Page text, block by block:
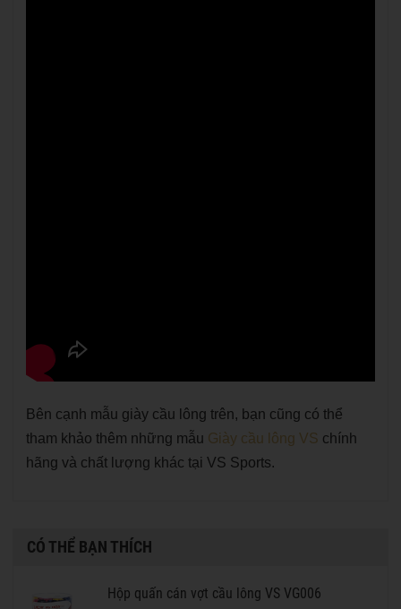
Bên cạnh mẫu giày cầu lông trên, bạn cũng có thể
tham khảo thêm những mẫu Giày cầu lông VS chính
hãng và chất lượng khác tại VS Sports.
CÓ THỂ BẠN THÍCH
Hộp quấn cán vợt cầu lông VS VG006